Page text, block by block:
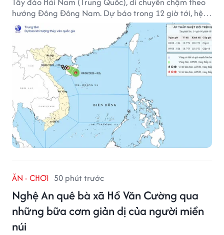
hướng Đông Đông Nam. Dự báo trong 12 giờ tới, hệ
thống này suy yếu dần thành vùng áp thấp.
ĂN - CHƠI 50 phút trước
Nghệ An quê bà xã Hồ Văn Cường qua
những bữa cơm giản dị của người miền
núi